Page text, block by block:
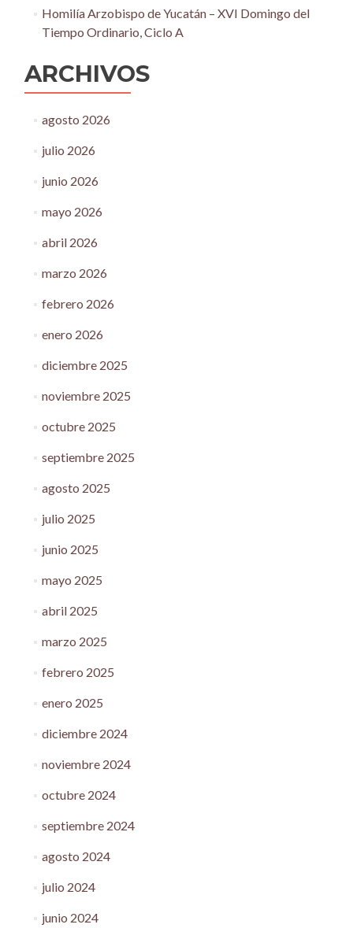
Homilía Arzobispo de Yucatán – XVI Domingo del
Tiempo Ordinario, Ciclo A
ARCHIVOS
agosto 2026
julio 2026
junio 2026
mayo 2026
abril 2026
marzo 2026
febrero 2026
enero 2026
diciembre 2025
noviembre 2025
octubre 2025
septiembre 2025
agosto 2025
julio 2025
junio 2025
mayo 2025
abril 2025
marzo 2025
febrero 2025
enero 2025
diciembre 2024
noviembre 2024
octubre 2024
septiembre 2024
agosto 2024
julio 2024
junio 2024